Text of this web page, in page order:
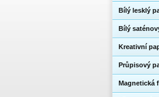
Bílý lesklý
Bílý
Kreativní
Průpisový
Magnetická